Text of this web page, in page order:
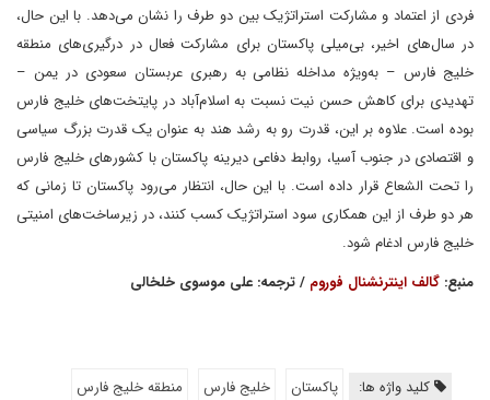
فردی از اعتماد و مشارکت استراتژیک بین دو طرف را نشان می‌دهد. با این حال،
در سال‌های اخیر، بی‌میلی پاکستان برای مشارکت فعال در درگیری‌های منطقه
خلیج فارس – به‌ویژه مداخله نظامی به رهبری عربستان سعودی در یمن –
تهدیدی برای کاهش حسن نیت نسبت به اسلام‌آباد در پایتخت‌های خلیج فارس
بوده است. علاوه بر این، قدرت رو به رشد هند به عنوان یک قدرت بزرگ سیاسی
و اقتصادی در جنوب آسیا، روابط دفاعی دیرینه پاکستان با کشورهای خلیج فارس
را تحت الشعاع قرار داده است. با این حال، انتظار می‌رود پاکستان تا زمانی که
هر دو طرف از این همکاری سود استراتژیک کسب کنند، در زیرساخت‌های امنیتی
خلیج فارس ادغام شود.
منبع: گالف اینترنشنال فوروم / ترجمه: علی موسوی خلخالی
کلید واژه ها: پاکستان خلیج فارس
منطقه خلیج فارس